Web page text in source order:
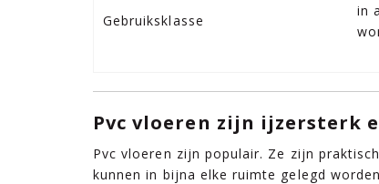
Gebruiksklasse
in
Pvc vloeren zijn ijzersterk
Pvc vloeren zijn populair. Ze zijn
kunnen in bijna elke ruimte gelegd